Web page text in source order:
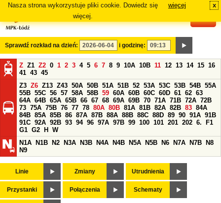
Nasza strona wykorzystuje pliki cookie. Dowiedz się
więcej.
więcej x
Sprawdź rozkład na dzień: i godzinę:
Z Z1 Z2 0 1 2 3 4 5 6 7 8 9 10A 10B 11 12 13 14 15 16
41 43 45
Z3 Z6 Z13 Z43 50A 50B 51A 51B 52 53A 53C 53B 54B 55A
55B 55C 56 57 58A 58B 59 60A 60B 60C 60D 61 62 63
64A 64B 65A 65B 66 67 68 69A 69B 70 71A 71B 72A 72B
73 75A 75B 76 77 78 80A 80B 81A 81B 82A 82B 83 84A
84B 85A 85B 86 87A 87B 88A 88B 88C 88D 89 90 91A 91B
91C 92A 92B 93 94 96 97A 97B 99 100 101 201 202 6.
F1
G1 G2 H
W
N1A
N1B N2 N3A N3B N4A N4B N5A N5B N6 N7A N7B
N8
N9
Linie Zmiany Utrudnienia
Przystanki Połączenia Schematy